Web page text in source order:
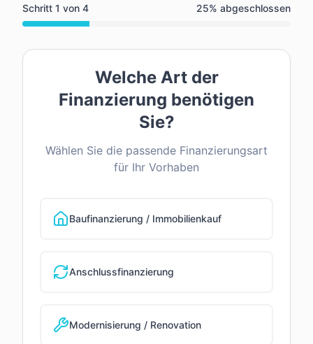
Schritt 1 von 4 25% abgeschlossen
Welche Art der
Finanzierung benötigen
Sie?
Wählen Sie die passende Finanzierungsart
für Ihr Vorhaben
Baufinanzierung / Immobilienkauf
Anschlussfinanzierung
Modernisierung / Renovation